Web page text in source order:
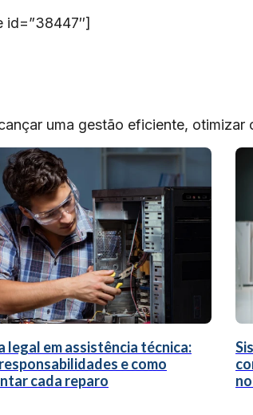
id=”38447″]
uma gestão eficiente, otimizar
legal em assistência técnica:
e como
cada reparo